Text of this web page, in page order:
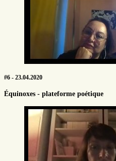
#6 - 23.04.2020
Équinoxes - plateforme poétique